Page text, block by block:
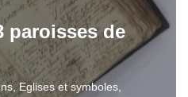
paroisses de
,Eglises et symboles,